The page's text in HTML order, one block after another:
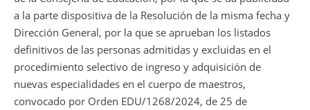
a la parte dispositiva de la Resolución de la misma fecha y
Dirección General, por la que se aprueban los listados
definitivos de las personas admitidas y excluidas en el
procedimiento selectivo de ingreso y adquisición de
nuevas especialidades en el cuerpo de maestros,
convocado por Orden EDU/1268/2024, de 25 de